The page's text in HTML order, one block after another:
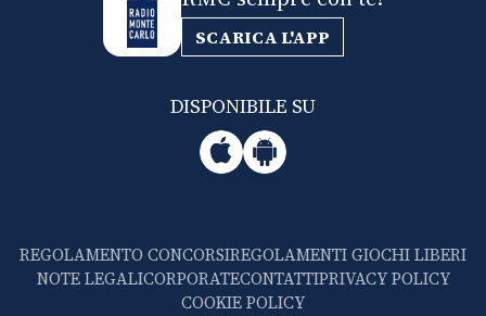
SCARICA L'APP
DISPONIBILE SU
REGOLAMENTO CONCORSIREGOLAMENTI GIOCHI LIBERI
NOTE LEGALICORPORATECONTATTIPRIVACY POLICY
COOKIE POLICY